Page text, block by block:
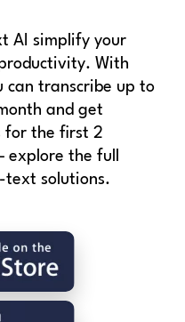
AI simplify your
With
can transcribe up to
and get
for the first 2
the full
text solutions.